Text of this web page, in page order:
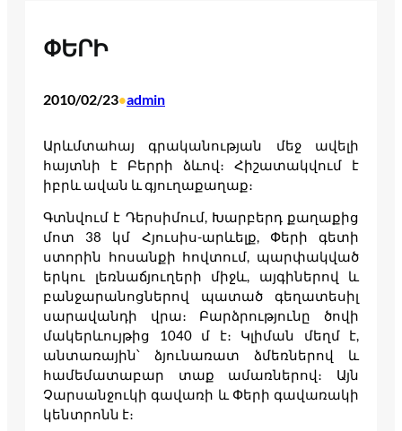
ՓԵՐԻ
2010/02/23•admin
Արևմտահայ գրականության մեջ ավելի
հայտնի է Բերրի ձևով։ Հիշատակվում է
իբրև ավան և գյուղաքաղաք։
Գտնվում է Դերսիմում, Խարբերդ քաղաքից
մոտ 38 կմ Հյուսիս-արևելք, Փերի գետի
ստորին հոսանքի հովտում, պարփակված
երկու լեռնաճյուղերի միջև, այգիներով և
բանջարանոցներով պատած գեղատեսիլ
սարավանդի վրա։ Բարձրությունը ծովի
մակերևույթից 1040 մ է։ Կլիման մեղմ է,
անտառային՝ ձյունառատ ձմեռներով և
համեմատաբար տաք ամառներով։ Այն
Չարսանջուկի գավառի և Փերի գավառակի
կենտրոնն է։